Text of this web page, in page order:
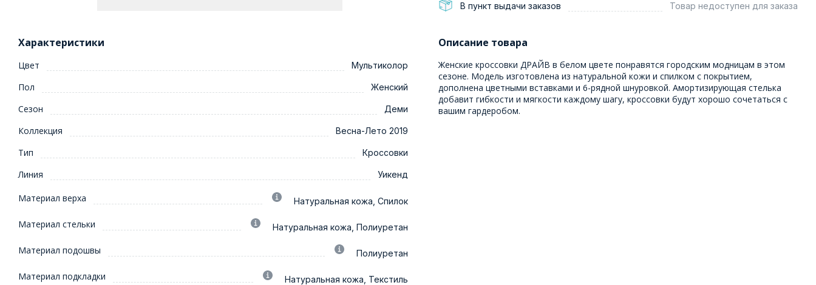
В пункт выдачи заказов Товар недоступен для заказа
Характеристики
Цвет Мультиколор
Пол Женский
Сезон Деми
Коллекция Весна-Лето 2019
Тип Кроссовки
Линия Уикенд
Материал верха Натуральная кожа, Спилок
Материал стельки Натуральная кожа, Полиуретан
Материал подошвы Полиуретан
Материал подкладки Натуральная кожа, Текстиль
Описание товара
Женские кроссовки ДРАЙВ в белом цвете понравятся городским модницам в этом
сезоне. Модель изготовлена из натуральной кожи и спилком с покрытием,
дополнена цветными вставками и 6-рядной шнуровкой. Амортизирующая стелька
добавит гибкости и мягкости каждому шагу, кроссовки будут хорошо сочетаться с
вашим гардеробом.